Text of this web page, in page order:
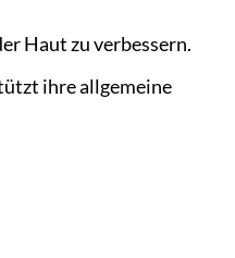
Haut zu verbessern.
ihre allgemeine